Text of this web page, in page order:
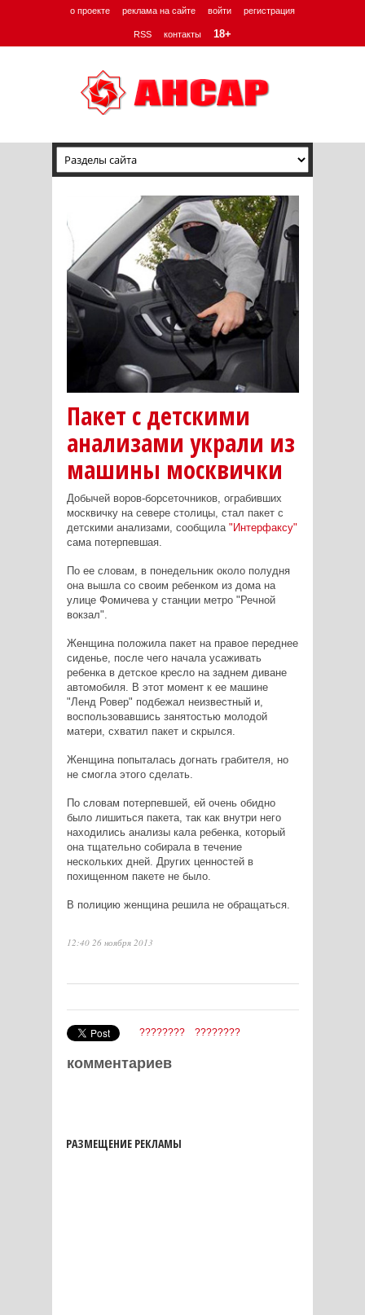
о проекте реклама на сайте войти регистрация
RSS контакты 18+
Пакет с детскими
анализами украли из
машины москвички
Добычей воров-борсеточников, ограбивших
москвичку на севере столицы, стал пакет с
детскими анализами, сообщила "Интерфаксу"
сама потерпевшая.
По ее словам, в понедельник около полудня
она вышла со своим ребенком из дома на
улице Фомичева у станции метро "Речной
вокзал".
Женщина положила пакет на правое переднее
сиденье, после чего начала усаживать
ребенка в детское кресло на заднем диване
автомобиля. В этот момент к ее машине
"Ленд Ровер" подбежал неизвестный и,
воспользовавшись занятостью молодой
матери, схватил пакет и скрылся.
Женщина попыталась догнать грабителя, но
не смогла этого сделать.
По словам потерпевшей, ей очень обидно
было лишиться пакета, так как внутри него
находились анализы кала ребенка, который
она тщательно собирала в течение
нескольких дней. Других ценностей в
похищенном пакете не было.
В полицию женщина решила не обращаться.
12:40 26 ноября 2013
???????? ????????
комментариев
РАЗМЕЩЕНИЕ РЕКЛАМЫ